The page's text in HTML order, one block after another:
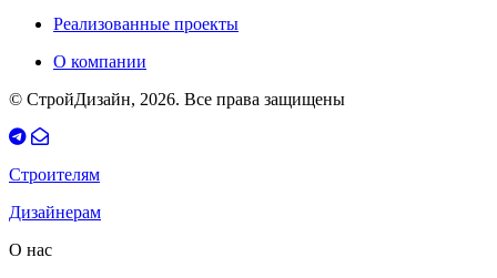
Реализованные проекты
О компании
© СтройДизайн, 2026. Все права защищены
Строителям
Дизайнерам
О нас